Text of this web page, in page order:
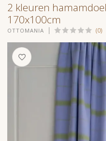
2 kleuren
170x100cm
OTTOMANIA (0)